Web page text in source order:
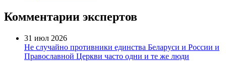
Комментарии экспертов
31 июл 2026
Не случайно противники единства Беларуси и России и
Православной Церкви часто одни и те же люди